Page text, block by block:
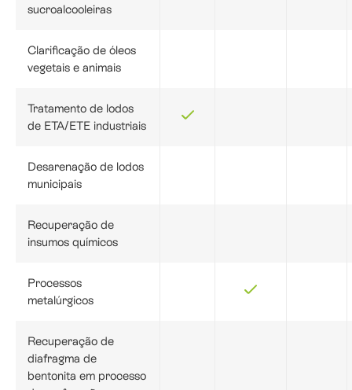
sucroalcooleiras
Clarificação de óleos
vegetais e animais
Tratamento de lodos
de ETA/ETE industriais
Desarenação de lodos
municipais
Recuperação de
insumos químicos
Processos
metalúrgicos
Recuperação de
diafragma de
bentonita em processo